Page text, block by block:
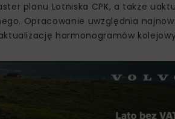
planu Lotniska CPK, a także
Opracowanie uwzględnia
harmonogramów